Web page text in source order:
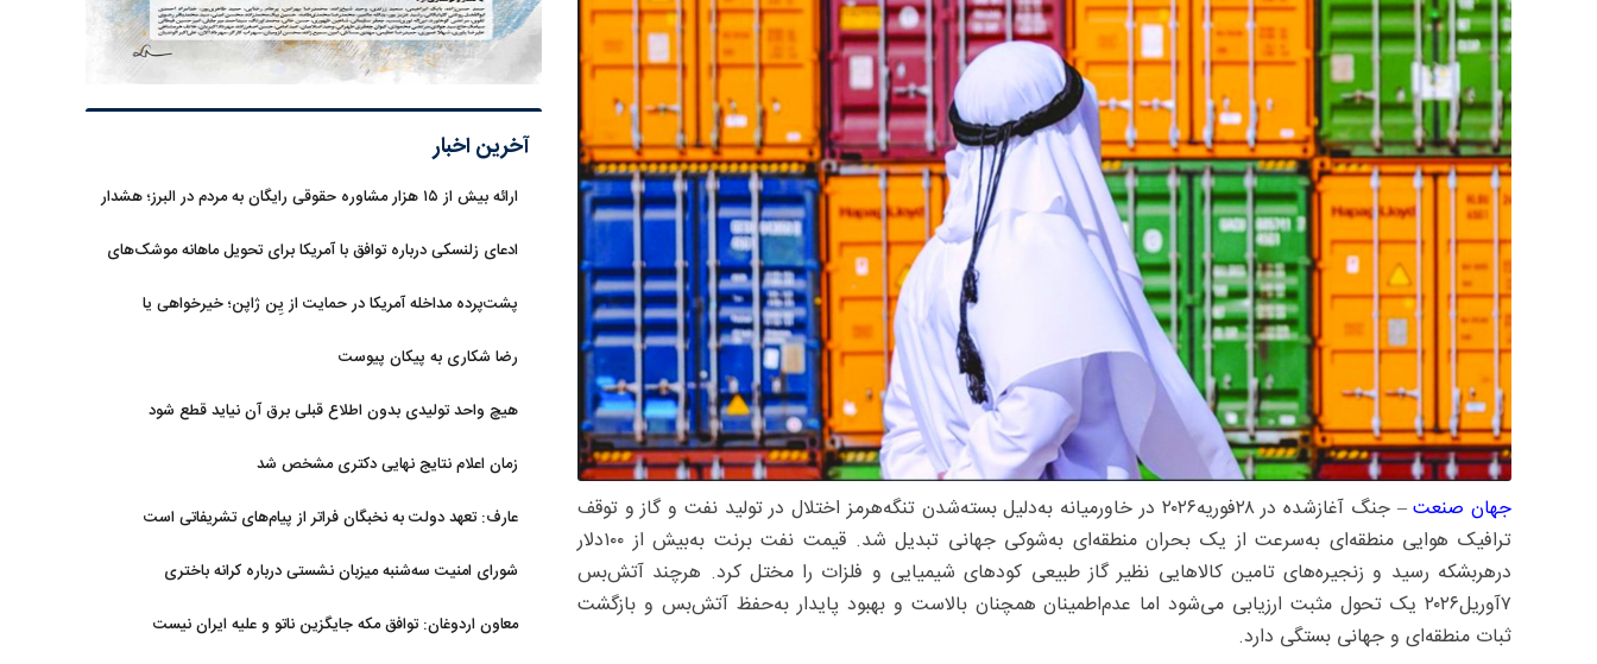
جهان صنعت
– جنگ آغازشده در ۲۸فوریه۲۰۲۶ در خاورمیانه به‌دلیل بسته‌شدن تنگه‌هرمز اختلال در تولید نفت و گاز و توقف
ترافیک هوایی منطقه‌ای به‌سرعت از یک بحران منطقه‌ای به‌شوکی جهانی تبدیل شد. قیمت نفت برنت به‌بیش از ۱۰۰‌دلار
درهربشکه رسید و زنجیره‌های تامین کالاهایی نظیر گاز طبیعی کودهای شیمیایی و فلزات را مختل کرد. هرچند آتش‌بس
۷آوریل۲۰۲۶ یک تحول مثبت ارزیابی می‌شود اما عدم‌اطمینان همچنان بالاست و بهبود پایدار به‌حفظ آتش‌بس و بازگشت
ثبات منطقه‌ای و جهانی بستگی دارد.
آخرین اخبار
ارائه بیش از ۱۵ هزار مشاوره حقوقی رایگان به مردم در البرز؛ هشدار
ادعای زلنسکی درباره توافق با آمریکا برای تحویل ماهانه موشک‌های
پشت‌پرده مداخله آمریکا در حمایت از یِن ژاپن؛ خیرخواهی یا
رضا شکاری به پیکان پیوست
هیچ واحد تولیدی بدون اطلاع قبلی برق آن نیاید قطع شود
زمان اعلام نتایج نهایی دکتری مشخص شد
عارف: تعهد دولت به نخبگان فراتر از پیام‎‌های تشریفاتی است
شورای امنیت سه‌شنبه میزبان نشستی درباره کرانه باختری
معاون اردوغان: توافق مکه جایگزین ناتو و علیه ایران نیست